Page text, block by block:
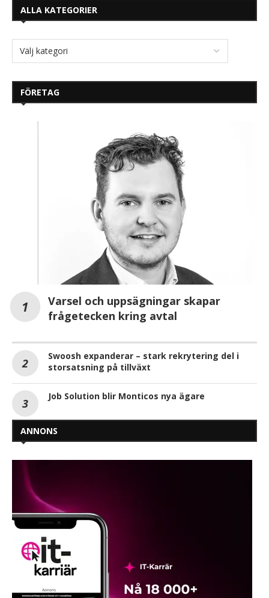
ALLA KATEGORIER
FÖRETAG
Varsel och uppsägningar skapar
frågetecken kring avtal
Swoosh expanderar – stark rekrytering del i
storsatsning på tillväxt
Job Solution blir Monticos nya ägare
ANNONS